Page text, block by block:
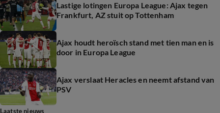
Lastige lotingen Europa League: Ajax tegen
Frankfurt, AZ stuit op Tottenham
Ajax houdt heroïsch stand met tien man en is
door in Europa League
Ajax verslaat Heracles en neemt afstand van
PSV
Laatste nieuws